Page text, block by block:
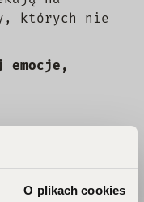
O plikach cookies
których nie
emocje,